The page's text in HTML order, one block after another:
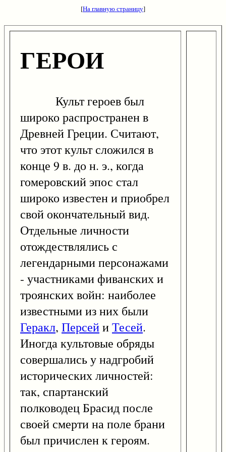
[На главную страницу]
ГЕРОИ
Культ героев был
широко распространен в
Древней Греции. Считают,
что этот культ сложился в
конце 9 в. до н. э., когда
гомеровский эпос стал
широко известен и приобрел
свой окончательный вид.
Отдельные личности
отождествлялись с
легендарными персонажами
- участниками фиванских и
троянских войн: наиболее
известными из них были
Геракл, ПерсейиТесей.
Иногда культовые обряды
совершались у надгробий
исторических личностей:
так, спартанский
полководец Брасид после
своей смерти на поле брани
был причислен к героям.